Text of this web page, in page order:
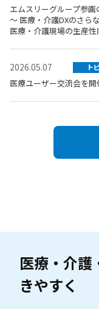
エムスリーグループ参画
～ 医療・介護DXのさら
医療・介護現場の生産
2026.05.07 ト
医療ユーザー交流会を開
医療・介護
きやすく